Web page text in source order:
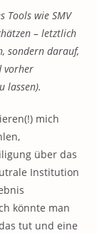
Tools wie SMV
– letztlich
sondern darauf,
vorher
lassen).
mich
über das
Institution
könnte man
tut und eine